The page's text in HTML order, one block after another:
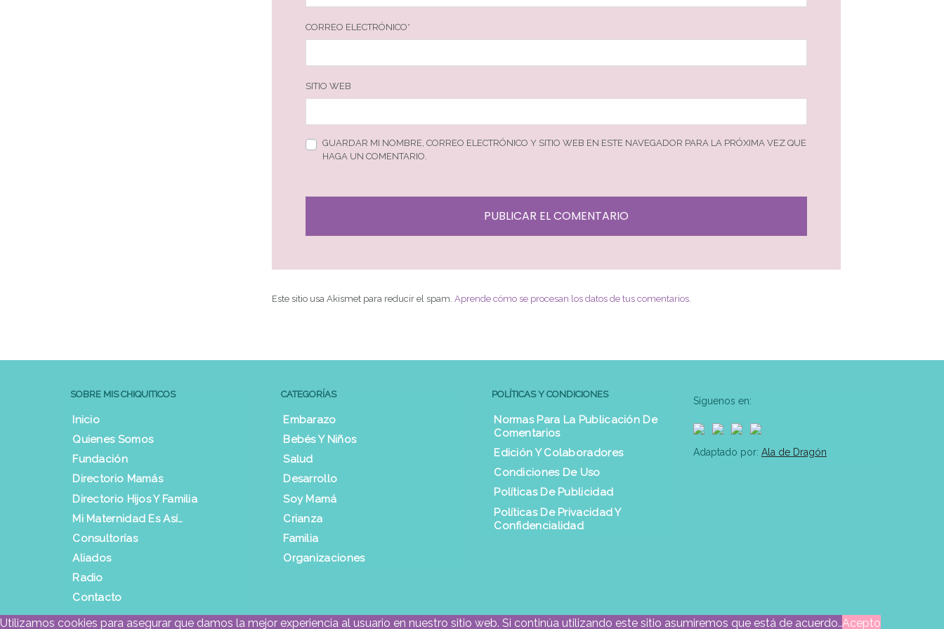
CORREO ELECTRÓNICO*
SITIO WEB
GUARDAR MI NOMBRE, CORREO ELECTRÓNICO Y SITIO WEB EN ESTE NAVEGADOR PARA LA PRÓXIMA VEZ QUE
HAGA UN COMENTARIO.
Este sitio usa Akismet para reducir el spam. Aprende cómo se procesan los datos de tus comentarios.
SOBRE MIS CHIQUITICOS
Inicio
Quienes Somos
Fundación
Directorio Mamás
Directorio Hijos Y Familia
Mi Maternidad Es Así…
Consultorías
Aliados
Radio
Contacto
CATEGORÍAS
Embarazo
Bebés Y Niños
Salud
Desarrollo
Soy Mamá
Crianza
Familia
Organizaciones
POLÍTICAS Y CONDICIONES
Normas Para La Publicación De
Comentarios
Edición Y Colaboradores
Condiciones De Uso
Políticas De Publicidad
Políticas De Privacidad Y
Confidencialidad
Síguenos en:
Adaptado por: Ala de Dragón
Utilizamos cookies para asegurar que damos la mejor experiencia al usuario en nuestro sitio web. Si continúa utilizando este sitio asumiremos que está de acuerdo..Acepto